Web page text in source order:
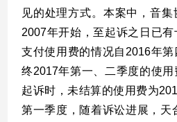
见的处理方式。本案中，音集
2007年开始，至起诉之日已
支付使用费的情况自 2016年第
终2017年第一、二季度的使
起诉时，未结算的使用费为
第一季度，随着诉讼进展，天